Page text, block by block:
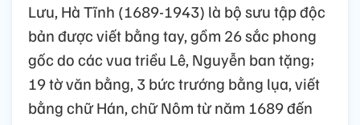
Lưu, Hà Tĩnh (1689-1943) là bộ sưu tập độc
bản được viết bằng tay, gồm 26 sắc phong
gốc do các vua triều Lê, Nguyễn ban tặng;
19 tờ văn bằng, 3 bức trướng bằng lụa, viết
bằng chữ Hán, chữ Nôm từ năm 1689 đến